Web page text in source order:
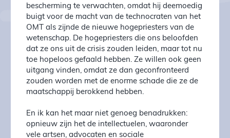
bescherming te verwachten, omdat hij deemoedig
buigt voor de macht van de technocraten van het
OMT als zijnde de nieuwe hogepriesters van de
wetenschap. De hogepriesters die ons beloofden
dat ze ons uit de crisis zouden leiden, maar tot nu
toe hopeloos gefaald hebben. Ze willen ook geen
uitgang vinden, omdat ze dan geconfronteerd
zouden worden met de enorme schade die ze de
maatschappij berokkend hebben.
En ik kan het maar niet genoeg benadrukken:
opnieuw zijn het de intellectuelen, waaronder
vele artsen, advocaten en sociale